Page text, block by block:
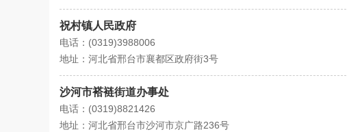
祝村镇人民政府
电话：(0319)3988006
地址：河北省邢台市襄都区政府街3号
沙河市褡裢街道办事处
电话：(0319)8821426
地址：河北省邢台市沙河市京广路236号